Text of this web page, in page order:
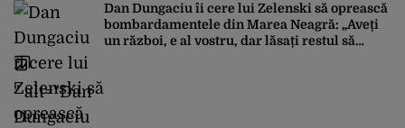
" alt="Dan
Dungaciu
Dan Dungaciu îi cere lui Zelenski să oprească
bombardamentele din Marea Neagră: „Aveți
un război, e al vostru, dar lăsați restul să